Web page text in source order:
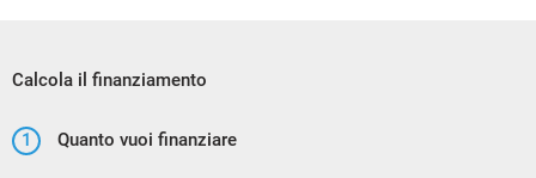
Calcola il finanziamento
1 Quanto vuoi finanziare